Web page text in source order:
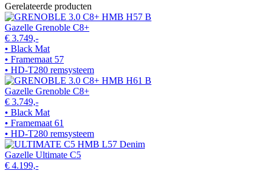
Gerelateerde producten
Gazelle Grenoble C8+
€ 3.749,-
• Black Mat
• Framemaat 57
• HD-T280 remsysteem
Gazelle Grenoble C8+
€ 3.749,-
• Black Mat
• Framemaat 61
• HD-T280 remsysteem
Gazelle Ultimate C5
€ 4.199,-